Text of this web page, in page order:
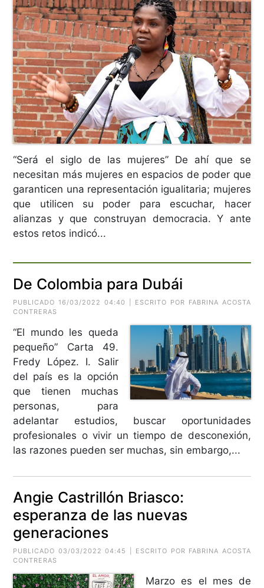
“Será el siglo de las mujeres” De ahí que se
necesitan más mujeres en espacios de poder que
garanticen una representación igualitaria; mujeres
que utilicen su poder para escuchar, hacer
alianzas y que construyan democracia. Y ante
estos retos indicó...
De Colombia para Dubái
PUBLICADO 16/03/2022 04:40 | ESCRITO POR FABRINA ACOSTA
CONTRERAS
“El mundo les queda
pequeño” Carta 49.
Fredy López. I. Salir
del país es la opción
que tienen muchas
personas, para
adelantar estudios, buscar oportunidades
profesionales o vivir un tiempo de desconexión,
las razones pueden ser muchas, sin embargo,...
Angie Castrillón Briasco:
esperanza de las nuevas
generaciones
PUBLICADO 03/03/2022 04:45 | ESCRITO POR FABRINA ACOSTA
CONTRERAS
Marzo es el mes de